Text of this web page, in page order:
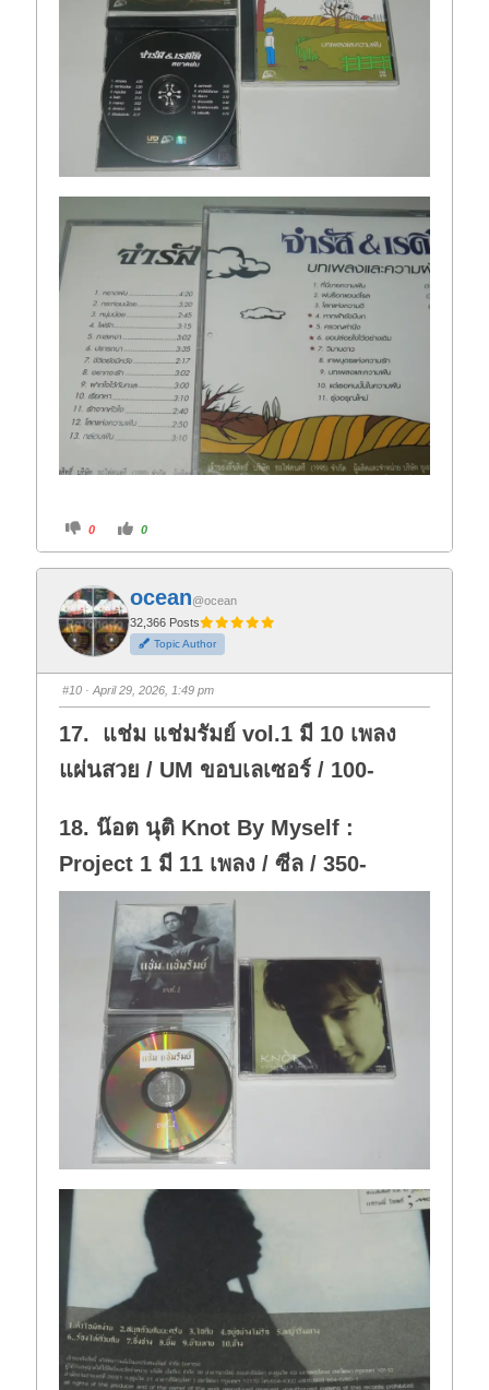
C
i
f
o
r
t
h
u
m
d
o
n
0
C
i
o
t
h
u
m
u
p
0
ocean@ocean
32,366 Posts
Topic Author
#10 · April 29, 2026, 1:49 pm
17. แช่ม แช่มรัมย์ vol.1 มี 10 เพลง
แผ่นสวย / UM ขอบเลเซอร์ / 100-
18. น๊อต นุติ Knot By Myself :
Project 1 มี 11 เพลง / ซีล / 350-